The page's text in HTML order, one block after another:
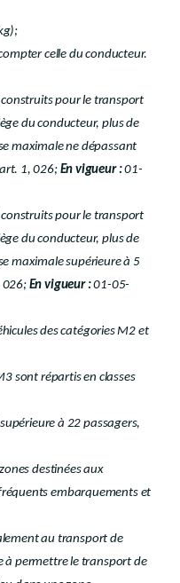
celle du conducteur.
construits pour le transport
du conducteur, plus de
maximale ne dépassant
1, 026; En vigueur :01-
construits pour le transport
du conducteur, plus de
maximale supérieure à 5
026; En vigueur :01-05-
des catégories M2 et
sont répartis en classes
à 22 passagers,
destinées aux
embarquements et
au transport de
à permettre le transport de